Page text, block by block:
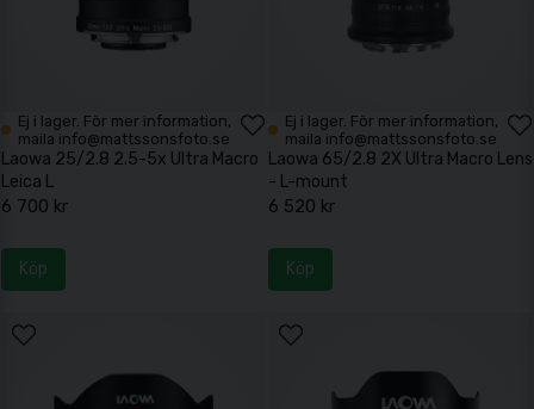
Ej i lager. För mer information,
maila info@mattssonsfoto.se
Laowa 25/2.8 2.5-5x Ultra Macro
Leica L
6 700 kr
Köp
Ej i lager. För mer information,
maila info@mattssonsfoto.se
Laowa 65/2.8 2X Ultra Macro Lens
- L-mount
6 520 kr
Köp